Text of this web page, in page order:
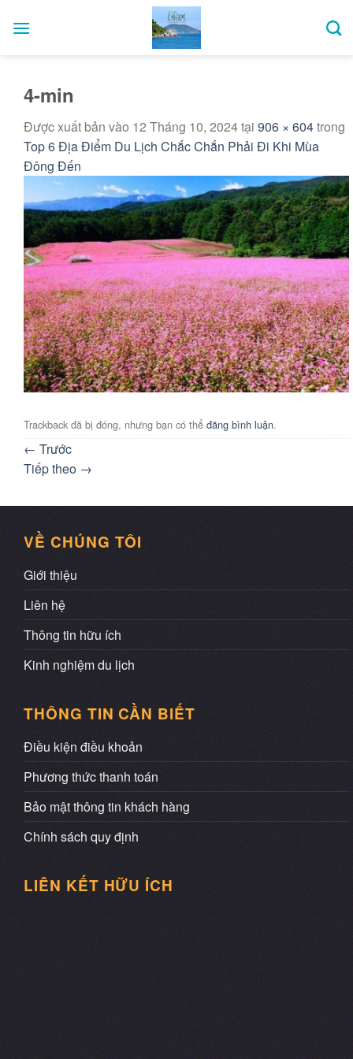
qua
4-min
Được xuất bản vào 12 Tháng 10, 2024tại 906 × 604trong
Top 6 Địa Điểm Du Lịch Chắc Chắn Phải Đi Khi Mùa
Đông Đến
Trackback đã bị đóng, nhưng bạn có thể đăng bình luận.
← Trước
Tiếp theo →
VỀ CHÚNG TÔI
Giới thiệu
Liên hệ
Thông tin hữu ích
Kinh nghiệm du lịch
THÔNG TIN CẦN BIẾT
Điều kiện điều khoản
Phương thức thanh toán
Bảo mật thông tin khách hàng
Chính sách quy định
LIÊN KẾT HỮU ÍCH